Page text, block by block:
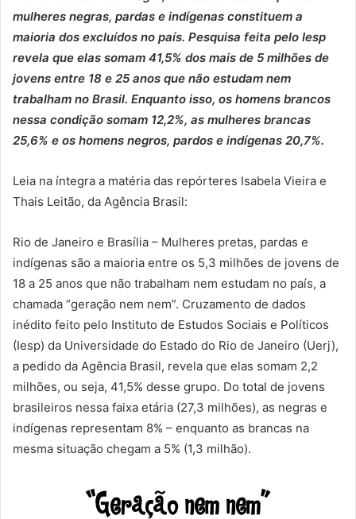
mulheres negras, pardas e indígenas constituem a
maioria dos excluídos no país. Pesquisa feita pelo Iesp
revela que elas somam 41,5% dos mais de 5 milhões de
jovens entre 18 e 25 anos que não estudam nem
trabalham no Brasil. Enquanto isso, os homens brancos
nessa condição somam 12,2%, as mulheres brancas
25,6% e os homens negros, pardos e indígenas 20,7%.
Leia na íntegra a matéria das repórteres Isabela Vieira e
Thais Leitão, da Agência Brasil:
Rio de Janeiro e Brasília – Mulheres pretas, pardas e
indígenas são a maioria entre os 5,3 milhões de jovens de
18 a 25 anos que não trabalham nem estudam no país, a
chamada “geração nem nem”. Cruzamento de dados
inédito feito pelo Instituto de Estudos Sociais e Políticos
(Iesp) da Universidade do Estado do Rio de Janeiro (Uerj),
a pedido da Agência Brasil, revela que elas somam 2,2
milhões, ou seja, 41,5% desse grupo. Do total de jovens
brasileiros nessa faixa etária (27,3 milhões), as negras e
indígenas representam 8% – enquanto as brancas na
mesma situação chegam a 5% (1,3 milhão).